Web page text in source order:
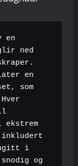
en
ned
en
som
i
og